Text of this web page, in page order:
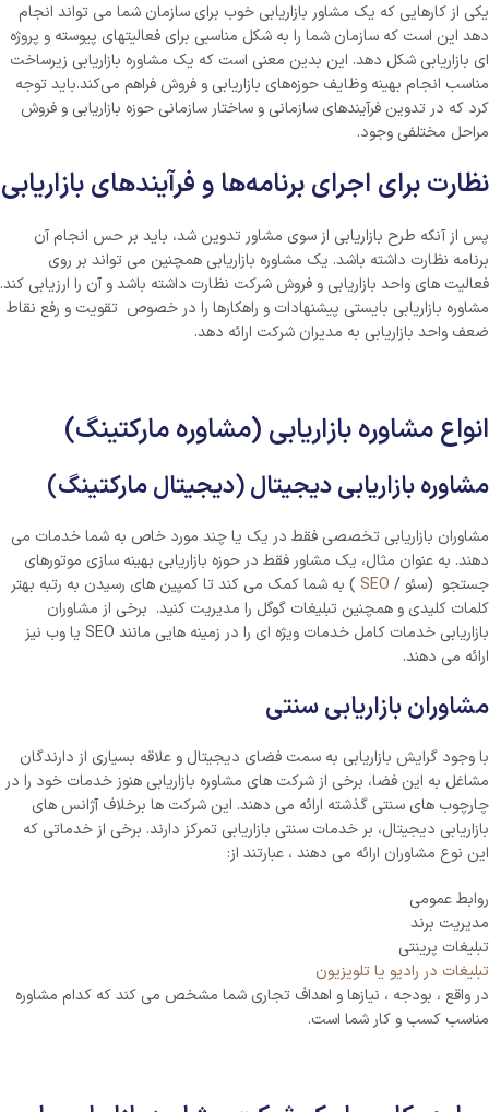
یکی از کارهایی که یک مشاور بازاریابی خوب برای سازمان شما می تواند انجام
دهد این است که سازمان شما را به شکل مناسبی برای فعالیتهای پیوسته و پروژه
ای بازاریابی شکل دهد. این بدین معنی است که یک مشاوره بازاریابی زیرساخت
مناسب انجام بهینه وظایف حوزه‌های بازاریابی و فروش فراهم می‌کند.باید توجه
کرد که در تدوین فرآیندهای سازمانی و ساختار سازمانی حوزه بازاریابی و فروش
مراحل مختلفی وجود.
نظارت برای اجرای برنامه‌ها و فرآیندهای بازاریابی
پس از آنکه طرح بازاریابی از سوی مشاور تدوین شد، باید بر حس انجام آن
برنامه نظارت داشته باشد. یک مشاوره بازاریابی همچنین می تواند بر روی
فعالیت های واحد بازاریابی و فروش شرکت نظارت داشته باشد و آن را ارزیابی کند.
مشاوره بازاریابی بایستی پیشنهادات و راهکارها را در خصوص تقویت و رفع نقاط
ضعف واحد بازاریابی به مدیران شرکت ارائه دهد.
انواع مشاوره بازاریابی (مشاوره مارکتینگ)
مشاوره بازاریابی دیجیتال (دیجیتال مارکتینگ)
مشاوران بازاریابی تخصصی فقط در یک یا چند مورد خاص به شما خدمات می
دهند. به عنوان مثال، یک مشاور فقط در حوزه بازاریابی بهینه سازی موتورهای
جستجو (سئو /
) به شما کمک می کند تا کمپین های رسیدن به رتبه بهتر
کلمات کلیدی و همچنین تبلیغات گوگل را مدیریت کنید. برخی از مشاوران
بازاریابی خدمات کامل خدمات ویژه ای را در زمینه هایی مانند SEO یا وب نیز
ارائه می دهند.
مشاوران بازاریابی سنتی
با وجود گرایش بازاریابی به سمت فضای دیجیتال و علاقه بسیاری از دارندگان
مشاغل به این فضا، برخی از شرکت های مشاوره بازاریابی هنوز خدمات خود را در
چارچوب های سنتی گذشته ارائه می دهند. این شرکت ها برخلاف آژانس های
بازاریابی دیجیتال، بر خدمات سنتی بازاریابی تمرکز دارند. برخی از خدماتی که
این نوع مشاوران ارائه می دهند ، عبارتند از:
روابط عمومی
مدیریت برند
تبلیغات پرینتی
تبلیغات در رادیو یا تلویزیون
در واقع ، بودجه ، نیازها و اهداف تجاری شما مشخص می کند که کدام مشاوره
مناسب کسب و کار شما است.